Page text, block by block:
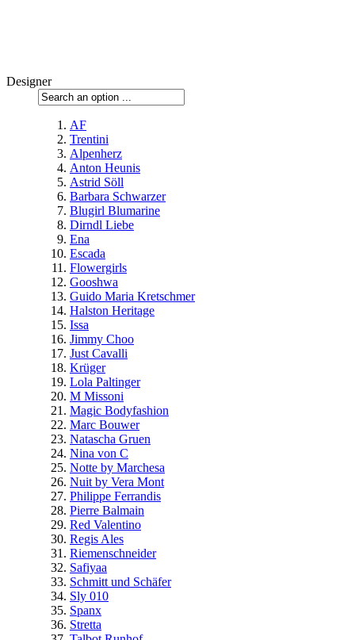
Designer
AF
Trentini
Alpenherz
Anton Heunis
Astrid Söll
Barbara Schwarzer
Blugirl Blumarine
Dirndl Liebe
Ena
Escada
Flowergirls
Gooshwa
Guido Maria Kretschmer
Halston Heritage
Issa
Jimmy Choo
Just Cavalli
Krüger
Lola Paltinger
M Missoni
Magic Bodyfashion
Marc Bouwer
Natascha Gruen
Nina von C
Notte by Marchesa
Nuit by Vera Mont
Philippe Ferrandis
Pierre Balmain
Red Valentino
Regis Ales
Riemenschneider
Safiyaa
Schmitt und Schäfer
Sly 010
Spanx
Stretta